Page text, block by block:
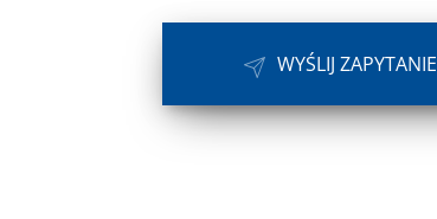
WYŚLIJ ZAPYTANIE